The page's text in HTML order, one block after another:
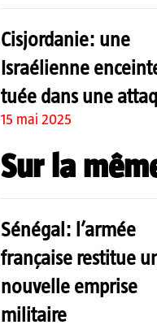
Cisjordanie: une
Israélienne
tuée dans une
15 mai 2025
Sur la
Sénégal: l’armée
française restitue
nouvelle emprise
militaire